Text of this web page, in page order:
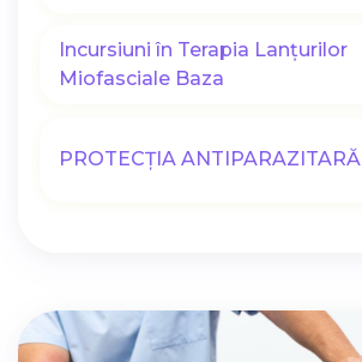
Incursiuni în Terapia Lanțurilor
Miofasciale Baza
PROTECȚIA ANTIPARAZITARĂ